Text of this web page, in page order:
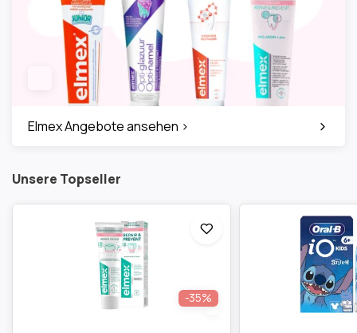
Elmex Angebote ansehen >
Unsere Topseller
-35%